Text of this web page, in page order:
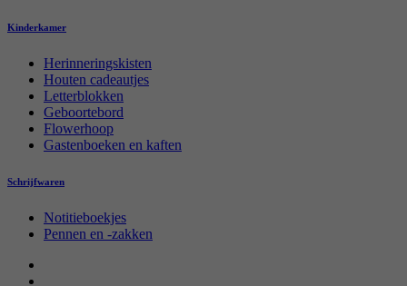
Kinderkamer
Herinneringskisten
Houten cadeautjes
Letterblokken
Geboortebord
Flowerhoop
Gastenboeken en kaften
Schrijfwaren
Notitieboekjes
Pennen en -zakken